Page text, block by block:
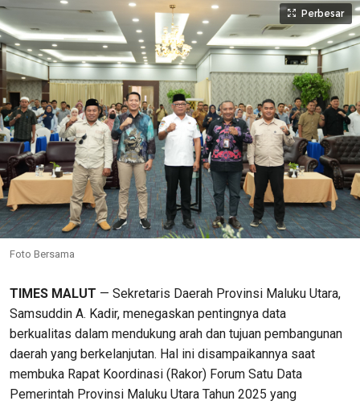
Perbesar
Foto Bersama
TIMES MALUT — Sekretaris Daerah Provinsi Maluku Utara,
Samsuddin A. Kadir, menegaskan pentingnya data
berkualitas dalam mendukung arah dan tujuan pembangunan
daerah yang berkelanjutan. Hal ini disampaikannya saat
membuka Rapat Koordinasi (Rakor) Forum Satu Data
Pemerintah Provinsi Maluku Utara Tahun 2025 yang